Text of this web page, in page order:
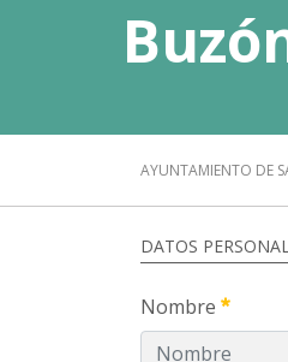
AYUNTAMIENTO DE
DATOS
Nombre